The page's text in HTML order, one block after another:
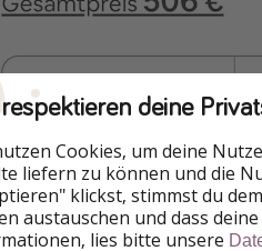
deine
Cookies, um deine
liefern zu können und die
klickst, stimmst du
austauschen und dass
lies bitte unsere